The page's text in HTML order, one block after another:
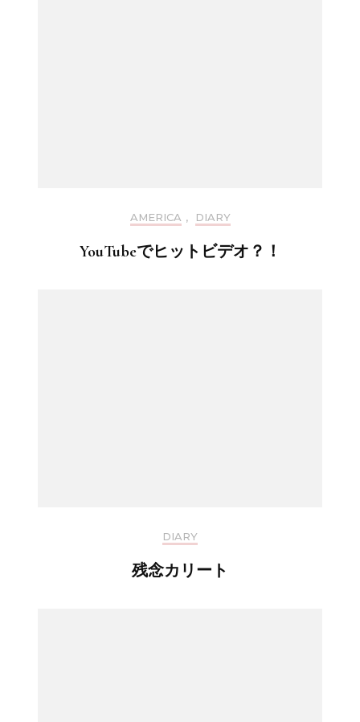
AMERICA , DIARY
YouTubeでヒットビデオ？！
DIARY
残念カリート